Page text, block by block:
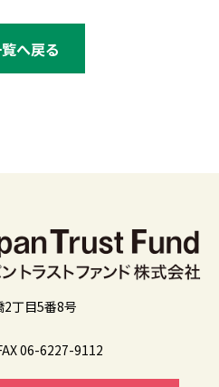
へ戻る
丁目5番8号
06-6227-9112